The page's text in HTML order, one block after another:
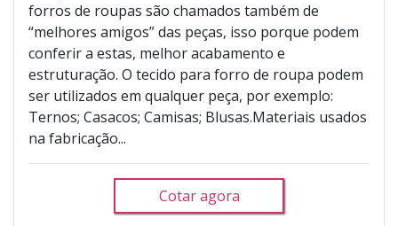
forros de roupas são chamados também de
“melhores amigos” das peças, isso porque podem
conferir a estas, melhor acabamento e
estruturação. O tecido para forro de roupa podem
ser utilizados em qualquer peça, por exemplo:
Ternos; Casacos; Camisas; Blusas.Materiais usados
na fabricação...
Cotar agora